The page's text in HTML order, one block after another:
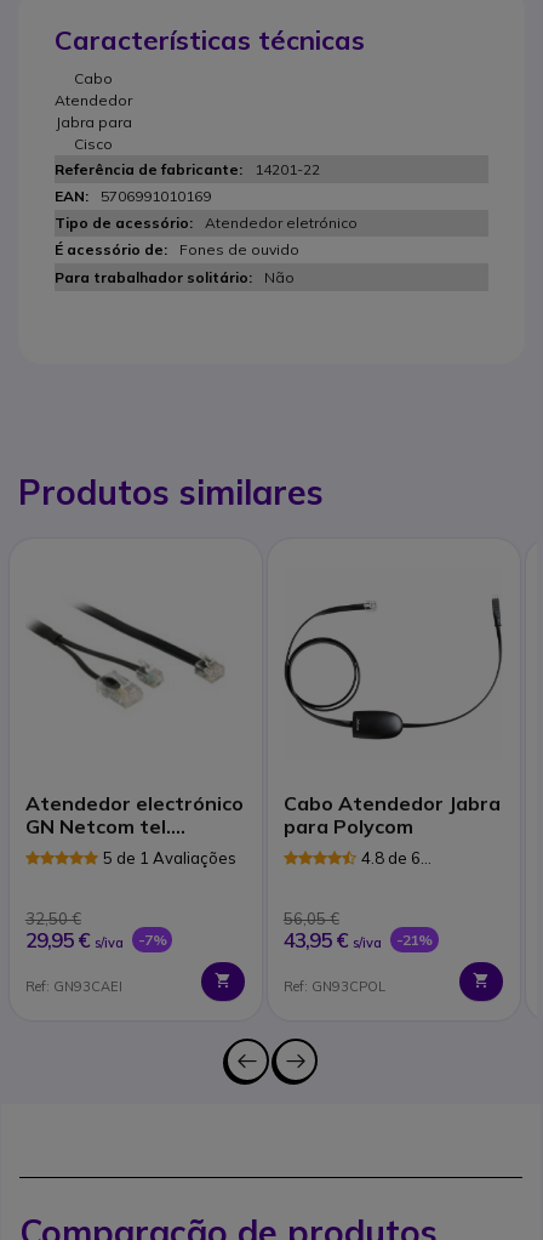
Características técnicas
Cabo
Atendedor
Jabra para
Cisco
14201-22
5706991010169
Atendedor eletrónico
Fones de ouvido
Não
Produtos similares
Atendedor electrónico
GN Netcom tel.
Tenovis 5 de 1 Avaliações
32,50 €
29,95 € s/iva -7%
Ref: GN93CAEI
Cabo Atendedor Jabra
para Polycom
4.8 de 6
56,05 €
43,95 € s/iva -21%
Ref: GN93CPOL